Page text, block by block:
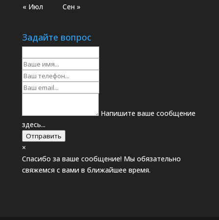
« Июл Сен »
Задайте вопрос
Напишите ваше сообщение
здесь...
Отправить
×
Спасибо за ваше сообщение! Мы обязательно
свяжемся с вами в ближайшее время.